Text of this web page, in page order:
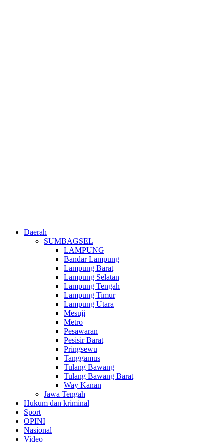
Daerah
SUMBAGSEL
LAMPUNG
Bandar Lampung
Lampung Barat
Lampung Selatan
Lampung Tengah
Lampung Timur
Lampung Utara
Mesuji
Metro
Pesawaran
Pesisir Barat
Pringsewu
Tanggamus
Tulang Bawang
Tulang Bawang Barat
Way Kanan
Jawa Tengah
Hukum dan kriminal
Sport
OPINI
Nasional
Video